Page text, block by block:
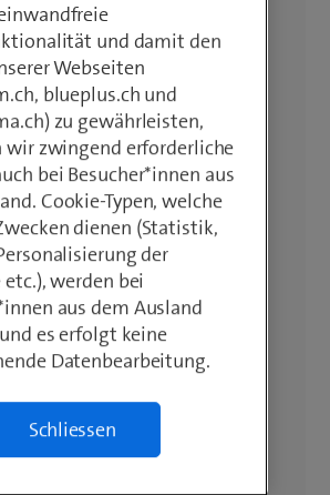
und damit den
Webseiten
blueplus.ch und
zu gewährleisten,
wir zwingend erforderliche
bei Besucher*innen aus
Cookie-Typen, welche
dienen (Statistik,
der
werden bei
aus dem Ausland
es erfolgt keine
Datenbearbeitung.
Schliessen